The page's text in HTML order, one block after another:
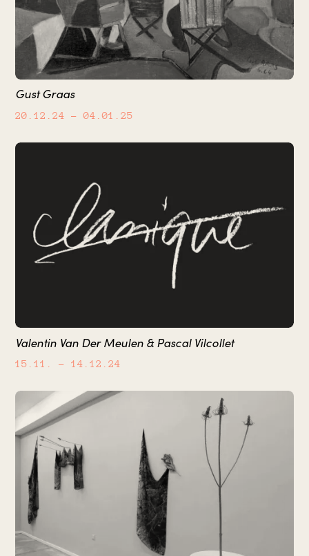
Gust Graas
20.12.24 – 04.01.25
Valentin Van Der Meulen & Pascal Vilcollet
15.11. – 14.12.24